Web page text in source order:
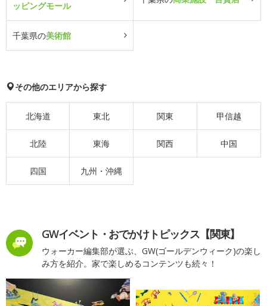
ッピングモール
千葉県の美術館
その他のエリアから探す
北海道 東北 関東 甲信越
北陸 東海 関西 中国
四国 九州・沖縄
GWイベント・おでかけトピックス【関東】
ウォーカー編集部が選ぶ、GW(ゴールデンウィーク)の楽し
み方を紹介。家で楽しめるコンテンツも続々！